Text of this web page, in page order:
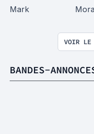
Mark
VOIR LE
BANDES-